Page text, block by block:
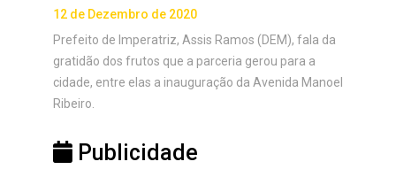
12 de Dezembro de 2020
Prefeito de Imperatriz, Assis Ramos (DEM), fala da
gratidão dos frutos que a parceria gerou para a
cidade, entre elas a inauguração da Avenida Manoel
Ribeiro.
Publicidade